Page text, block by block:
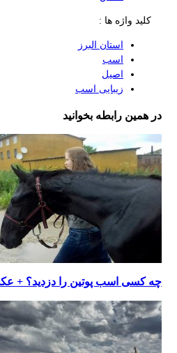
کلید واژه ها :
استان البرز
اسب
اصیل
زیبایی اسب
در همین رابطه بخوانید
چه کسی اسب پوتین را دزدید؟ + عکس